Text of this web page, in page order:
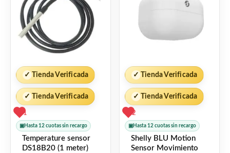
✓ Tienda Verificada
✓ Tienda Verificada
1
▣ Hasta 12 cuotas sin recargo
Temperature sensor
DS18B20 (1 meter)
✓ Tienda Verificada
✓ Tienda Verificada
2
▣ Hasta 12 cuotas sin recargo
Shelly BLU Motion
Sensor Movimiento